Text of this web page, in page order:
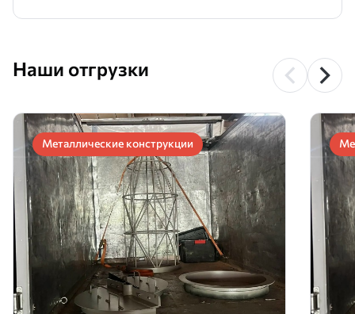
Наши отгрузки
Металлические конструкции